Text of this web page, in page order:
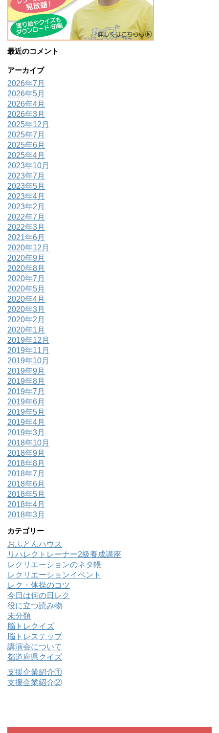
最近のコメント
アーカイブ
2026年7月
2026年5月
2026年4月
2026年3月
2025年12月
2025年7月
2025年6月
2025年4月
2023年10月
2023年7月
2023年5月
2023年4月
2023年2月
2022年7月
2022年3月
2021年6月
2020年12月
2020年9月
2020年8月
2020年7月
2020年5月
2020年4月
2020年3月
2020年2月
2020年1月
2019年12月
2019年11月
2019年10月
2019年9月
2019年8月
2019年7月
2019年6月
2019年5月
2019年4月
2019年3月
2018年10月
2018年9月
2018年8月
2018年7月
2018年6月
2018年5月
2018年4月
2018年3月
カテゴリー
おふとんハウス
リハレクトレーナー2級養成講座
レクリエーションのネタ帳
レクリエーションイベント
レク・体操のコツ
今日は何の日レク
役に立つ読み物
未分類
脳トレクイズ
脳トレステップ
講演会について
都道府県クイズ
支援企業紹介①
支援企業紹介②